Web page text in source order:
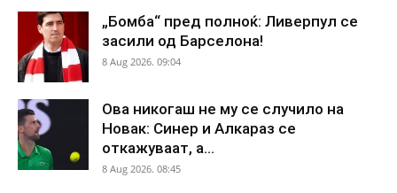
„Бомба“ пред полноќ: Ливерпул се
засили од Барселона!
8 Aug 2026. 09:04
Ова никогаш не му се случило на
Новак: Синер и Алкараз се
откажуваат, а...
8 Aug 2026. 08:45